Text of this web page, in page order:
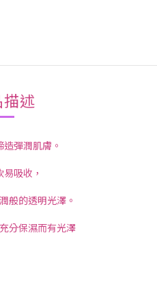
述
彈潤肌膚。
吸收，
般的透明光澤。
分保濕而有光澤